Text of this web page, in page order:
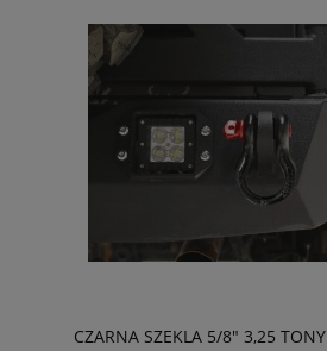
CZARNA SZEKLA 5/8" 3,25 TONY